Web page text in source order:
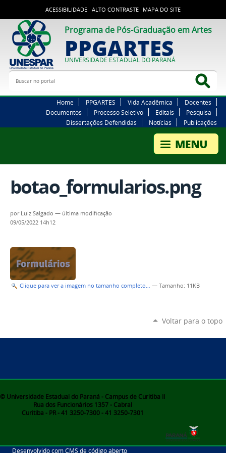
ACESSIBILIDADE ALTO CONTRASTE MAPA DO SITE
Programa de Pós-Graduação em Artes
PPGARTES
UNIVERSIDADE ESTADUAL DO PARANÁ
Buscar no portal
Home PPGARTES Vida Acadêmica
Docentes
Documentos
Processo Seletivo Editais
Pesquisa
Dissertações Defendidas
Notícias Publicações
botao_formularios.png
por Luiz Salgado — última modificação
09/05/2022 14h12
Clique para ver a imagem no tamanho completo… — Tamanho: 11KB
Voltar para o topo
© Universidade Estadual do Paraná - Campus de Curitiba II
Rua dos Funcionários 1357 - Cabral
Curitiba - PR - 41 3250-7300 - 41 3250-7301
Desenvolvido com CMS de código aberto